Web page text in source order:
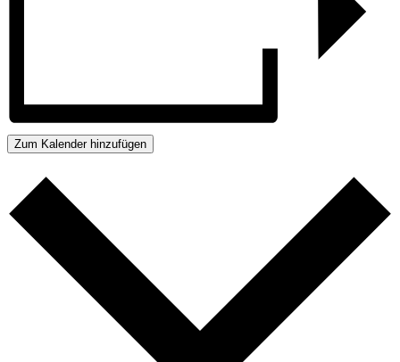
Zum Kalender hinzufügen